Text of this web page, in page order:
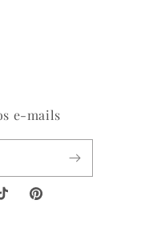
e-mails
Pinterest